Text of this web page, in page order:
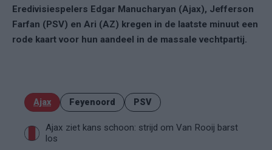
Eredivisiespelers Edgar Manucharyan (Ajax), Jefferson
Farfan (PSV) en Ari (AZ) kregen in de laatste minuut een
rode kaart voor hun aandeel in de massale vechtpartij.
Ajax Feyenoord PSV
Ajax ziet kans schoon: strijd om Van Rooij barst
los